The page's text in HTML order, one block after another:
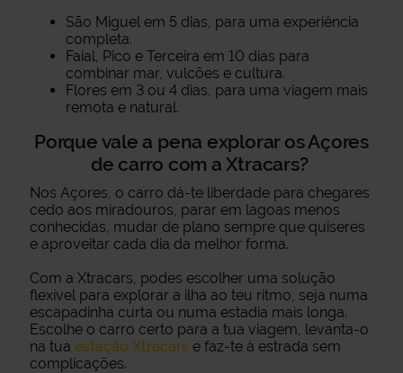
São Miguel em 5 dias, para uma experiência
completa.
Faial, Pico e Terceira em 10 dias para
combinar mar, vulcões e cultura.
Flores em 3 ou 4 dias, para uma viagem mais
remota e natural.
Porque vale a pena explorar os Açores
de carro com a Xtracars?
Nos Açores, o carro dá-te liberdade para chegares
cedo aos miradouros, parar em lagoas menos
conhecidas, mudar de plano sempre que quiseres
e aproveitar cada dia da melhor forma.
Com a Xtracars, podes escolher uma solução
flexível para explorar a ilha ao teu ritmo, seja numa
escapadinha curta ou numa estadia mais longa.
Escolhe o carro certo para a tua viagem, levanta-o
na tua estação Xtracars e faz-te à estrada sem
complicações.